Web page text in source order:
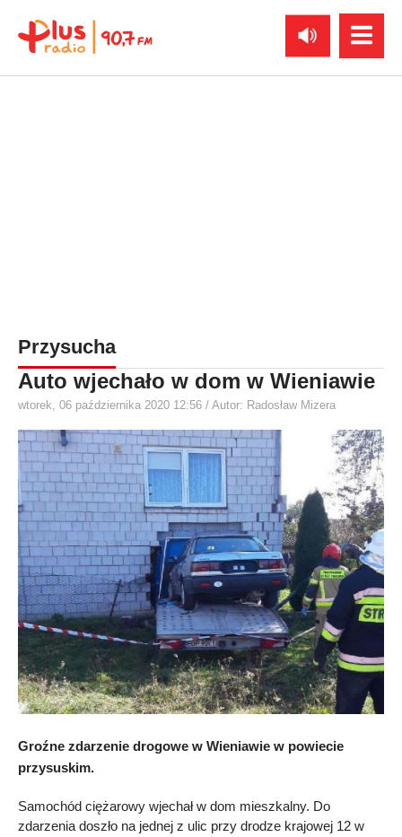
Przysucha
Auto wjechało w dom w Wieniawie
wtorek, 06 października 2020 12:56 / Autor: Radosław Mizera
Groźne zdarzenie drogowe w Wieniawie w powiecie
przysuskim.
Samochód ciężarowy wjechał w dom mieszkalny. Do
zdarzenia doszło na jednej z ulic przy drodze krajowej 12 w